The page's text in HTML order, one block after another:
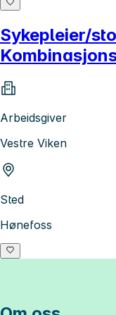
Sykepleier/
Arbeidsgiver
Vestre Viken
Sted
Hønefoss